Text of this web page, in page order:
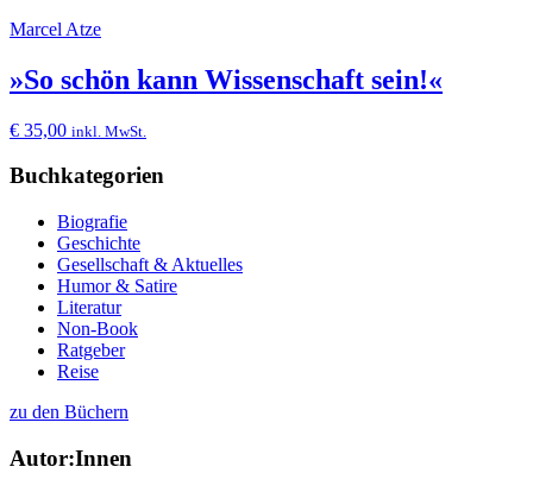
Marcel Atze
»So schön kann Wissenschaft sein!«
€ 35,00 inkl. MwSt.
Buchkategorien
Biografie
Geschichte
Gesellschaft & Aktuelles
Humor & Satire
Literatur
Non-Book
Ratgeber
Reise
zu den Büchern
Autor:Innen